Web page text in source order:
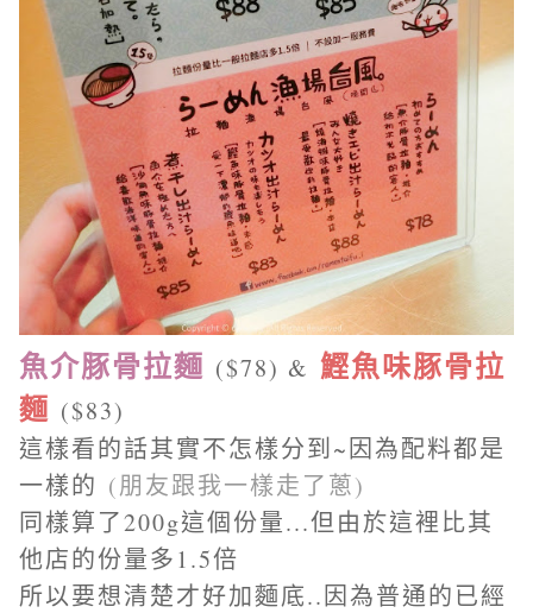
魚介豚骨拉麵 ($78) & 鰹魚味豚骨拉
麵 ($83)
這樣看的話其實不怎樣分到~因為配料都是
一樣的 (朋友跟我一樣走了蔥)
同樣算了200g這個份量...但由於這裡比其
他店的份量多1.5倍
所以要想清楚才好加麵底..因為普通的已經